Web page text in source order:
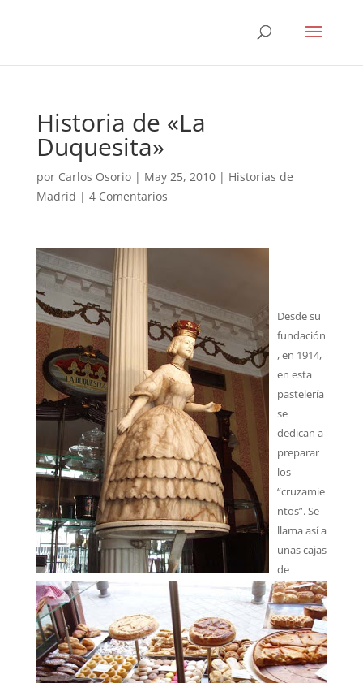
Historia de «La
Duquesita»
por Carlos Osorio| May 25, 2010| Historias de
Madrid | 4 Comentarios
Desde su
fundación
, en 1914,
en esta
pastelería
se
dedican a
preparar
los
“cruzamie
ntos”. Se
llama así a
unas cajas
de